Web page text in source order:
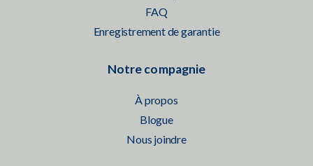
FAQ
Enregistrement de garantie
Notre compagnie
À propos
Blogue
Nous joindre